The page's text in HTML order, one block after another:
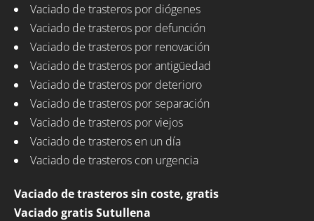
Vaciado de trasteros por diógenes
Vaciado de trasteros por defunción
Vaciado de trasteros por renovación
Vaciado de trasteros por antigüedad
Vaciado de trasteros por deterioro
Vaciado de trasteros por separación
Vaciado de trasteros por viejos
Vaciado de trasteros en un día
Vaciado de trasteros con urgencia
Vaciado de trasteros sin coste, gratis
Vaciado gratis Sutullena